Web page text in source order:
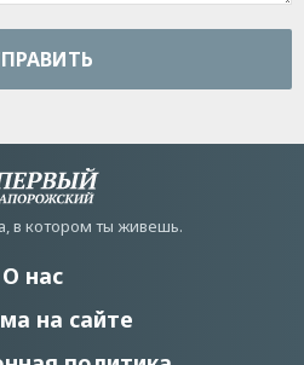
в котором ты живешь.
О нас
на сайте